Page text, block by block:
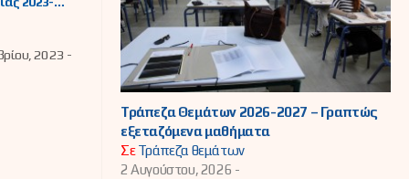
2023 -
Τράπεζα Θεμάτων 2026-2027 – Γραπτώς
εξεταζόμενα μαθήματα
ΣεΤράπεζα θεμάτων
2 Αυγούστου, 2026 -